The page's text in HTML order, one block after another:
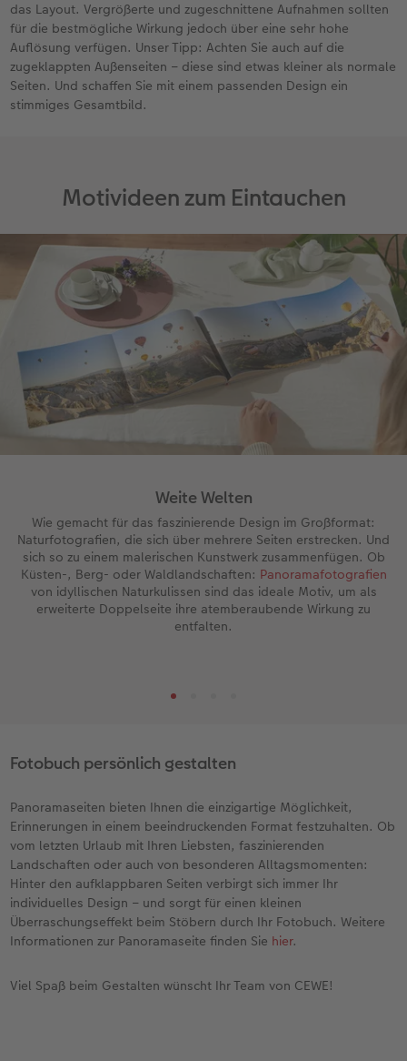
das Layout. Vergrößerte und zugeschnittene Aufnahmen sollten
für die bestmögliche Wirkung jedoch über eine sehr hohe
Auflösung verfügen. Unser Tipp: Achten Sie auch auf die
zugeklappten Außenseiten – diese sind etwas kleiner als normale
Seiten. Und schaffen Sie mit einem passenden Design ein
stimmiges Gesamtbild.
Motivideen zum Eintauchen
Weite Welten
Wie gemacht für das faszinierende Design im Großformat:
Naturfotografien, die sich über mehrere Seiten erstrecken. Und
sich so zu einem malerischen Kunstwerk zusammenfügen. Ob
Küsten-, Berg- oder Waldlandschaften: Panoramafotografien
von idyllischen Naturkulissen sind das ideale Motiv, um als
erweiterte Doppelseite ihre atemberaubende Wirkung zu
entfalten.
Fotobuch persönlich gestalten
Panoramaseiten bieten Ihnen die einzigartige Möglichkeit,
Erinnerungen in einem beeindruckenden Format festzuhalten. Ob
vom letzten Urlaub mit Ihren Liebsten, faszinierenden
Landschaften oder auch von besonderen Alltagsmomenten:
Hinter den aufklappbaren Seiten verbirgt sich immer Ihr
individuelles Design – und sorgt für einen kleinen
Überraschungseffekt beim Stöbern durch Ihr Fotobuch. Weitere
Informationen zur Panoramaseite finden Sie hier.
Viel Spaß beim Gestalten wünscht Ihr Team von CEWE!